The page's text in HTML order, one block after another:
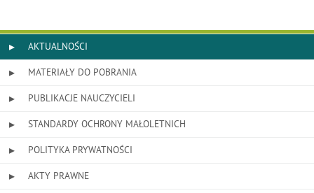
AKTUALNOŚCI
MATERIAŁY DO POBRANIA
PUBLIKACJE NAUCZYCIELI
STANDARDY OCHRONY MAŁOLETNICH
POLITYKA PRYWATNOŚCI
AKTY PRAWNE